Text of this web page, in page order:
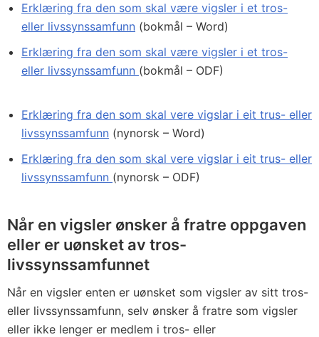
Erklæring fra den som skal være vigsler i et tros-
eller livssynssamfunn (bokmål – Word)
Erklæring fra den som skal være vigsler i et tros-
eller livssynssamfunn (bokmål – ODF)
Erklæring fra den som skal vere vigslar i eit trus- eller
livssynssamfunn (nynorsk – Word)
Erklæring fra den som skal vere vigslar i eit trus- eller
livssynssamfunn (nynorsk – ODF)
Når en vigsler ønsker å fratre oppgaven
eller er uønsket av tros-
livssynssamfunnet
Når en vigsler enten er uønsket som vigsler av sitt tros-
eller livssynssamfunn, selv ønsker å fratre som vigsler
eller ikke lenger er medlem i tros- eller